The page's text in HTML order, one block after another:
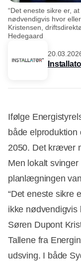
“Det eneste sikre er,
nødvendigvis hvor
Kristensen,
Hedegaard
Ifølge
både elproduktion
2050. Det kræver
Men lokalt
planlægningen
“Det eneste sikre
ikke nødvendigvis
Søren Dupont
Tallene fra
udsving. I både